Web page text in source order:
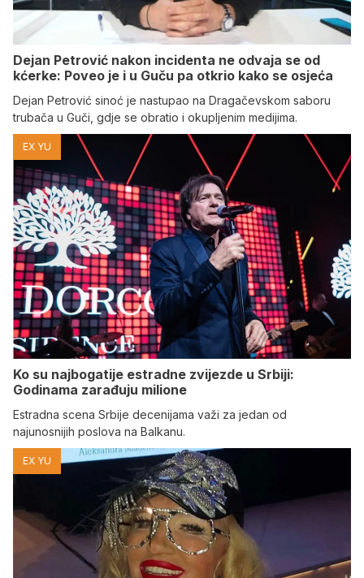
Dejan Petrović nakon incidenta ne odvaja se od
kćerke: Poveo je i u Guču pa otkrio kako se osjeća
Dejan Petrović sinoć je nastupao na Dragačevskom saboru
trubača u Guči, gdje se obratio i okupljenim medijima.
EX YU
Ko su najbogatije estradne zvijezde u Srbiji:
Godinama zarađuju milione
Estradna scena Srbije decenijama važi za jedan od
najunosnijih poslova na Balkanu.
EX YU